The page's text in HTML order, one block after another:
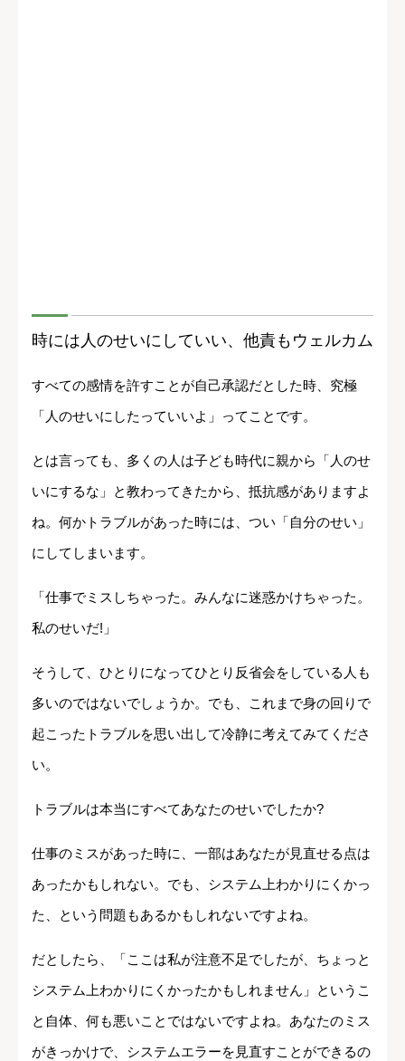
時には人のせいにしていい、他責もウェルカム
すべての感情を許すことが自己承認だとした時、究極
「人のせいにしたっていいよ」ってことです。
とは言っても、多くの人は子ども時代に親から「人のせ
いにするな」と教わってきたから、抵抗感がありますよ
ね。何かトラブルがあった時には、つい「自分のせい」
にしてしまいます。
「仕事でミスしちゃった。みんなに迷惑かけちゃった。
私のせいだ!」
そうして、ひとりになってひとり反省会をしている人も
多いのではないでしょうか。でも、これまで身の回りで
起こったトラブルを思い出して冷静に考えてみてくださ
い。
トラブルは本当にすべてあなたのせいでしたか?
仕事のミスがあった時に、一部はあなたが見直せる点は
あったかもしれない。でも、システム上わかりにくかっ
た、という問題もあるかもしれないですよね。
だとしたら、「ここは私が注意不足でしたが、ちょっと
システム上わかりにくかったかもしれません」というこ
と自体、何も悪いことではないですよね。あなたのミス
がきっかけで、システムエラーを見直すことができるの